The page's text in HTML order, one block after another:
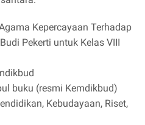
Kepercayaan Terhadap
Pekerti untuk Kelas VIII
buku (resmi Kemdikbud)
Kebudayaan, Riset,